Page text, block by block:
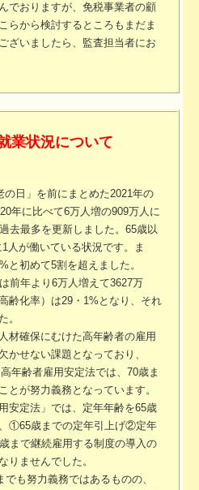
でおりますが、免税事業者の顧
らから検討するところもまだま
ざいましたら、監査担当者にお
業状況について
日」を前にまとめた2021年の
年に比べて6万人増の909万人に
去最多を更新しました。65歳以
人が働いている状況です。ま
と初めて5割を超えました。
前年より6万人増えて3627万
齢化率）は29・1%となり、それ
。
材確保にむけた高年齢者の雇用
かせない課題となっており、
年齢者雇用安定法では、70歳ま
とが努力義務となっています。
安定法」では、定年年齢を65歳
①65歳までの定年引上げ②定年
まで継続雇用する制度の導入の
りませんでした。
も努力義務ではあるものの、